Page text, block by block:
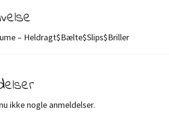
– Heldragt$Bælte$Slips$Briller
ikke nogle anmeldelser.